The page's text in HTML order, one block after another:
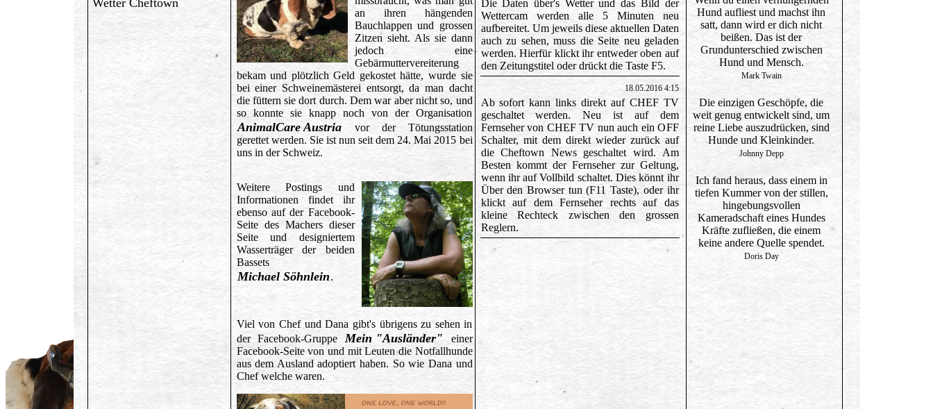
Wetter Cheftown
an ihren hängenden
Bauchlappen und grossen
Zitzen sieht. Als sie dann
jedoch eine
Gebärmuttervereiterung
bekam und plötzlich Geld gekostet hätte, wurde sie
bei einer Schweinemästerei entsorgt, da man dacht
die füttern sie dort durch. Dem war aber nicht so, und
so konnte sie knapp noch von der Organisation
AnimalCare Austria vor der Tötungsstation
gerettet werden. Sie ist nun seit dem 24. Mai 2015 bei
uns in der Schweiz.
Weitere Postings und
Informationen findet ihr
ebenso auf der Facebook-
Seite des Machers dieser
Seite und designiertem
Wasserträger der beiden
Bassets
Michael Söhnlein.
Viel von Chef und Dana gibt's übrigens zu sehen in
der Facebook-Gruppe Mein "Ausländer"
einer
Facebook-Seite von und mit Leuten die Notfallhunde
aus dem Ausland adoptiert haben. So wie Dana und
Chef welche waren.
Die Daten über's Wetter und das Bild der
Wettercam werden alle 5 Minuten neu
aufbereitet. Um jeweils diese aktuellen Daten
auch zu sehen, muss die Seite neu geladen
werden. Hierfür klickt ihr entweder oben auf
den Zeitungstitel oder drückt die Taste F5.
18.05.2016 4:15
Ab sofort kann links direkt auf CHEF TV
geschaltet werden. Neu ist auf dem
Fernseher von CHEF TV nun auch ein OFF
Schalter, mit dem direkt wieder zurück auf
die Cheftown News geschaltet wird. Am
Besten kommt der Fernseher zur Geltung,
wenn ihr auf Vollbild schaltet. Dies könnt ihr
Über den Browser tun (F11 Taste), oder ihr
klickt auf dem Fernseher rechts auf das
kleine Rechteck zwischen den grossen
Reglern.
Hund aufliest und machst ihn
satt, dann wird er dich nicht
beißen. Das ist der
Grundunterschied zwischen
Hund und Mensch.
Mark Twain
Die einzigen Geschöpfe, die
weit genug entwickelt sind, um
reine Liebe auszudrücken, sind
Hunde und Kleinkinder.
Johnny Depp
Ich fand heraus, dass einem in
tiefen Kummer von der stillen,
hingebungsvollen
Kameradschaft eines Hundes
Kräfte zufließen, die einem
keine andere Quelle spendet.
Doris Day